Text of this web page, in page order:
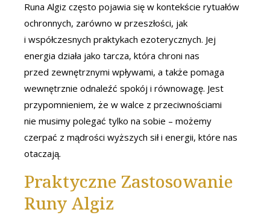
Runa Algiz często pojawia się w kontekście rytuałów
ochronnych, zarówno w przeszłości, jak
i współczesnych praktykach ezoterycznych. Jej
energia działa jako tarcza, która chroni nas
przed zewnętrznymi wpływami, a także pomaga
wewnętrznie odnaleźć spokój i równowagę. Jest
przypomnieniem, że w walce z przeciwnościami
nie musimy polegać tylko na sobie – możemy
czerpać z mądrości wyższych sił i energii, które nas
otaczają.
Praktyczne Zastosowanie
Runy Algiz